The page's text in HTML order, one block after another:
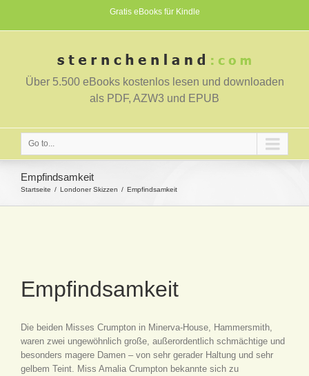
Gratis eBooks für Kindle
Über 5.500 eBooks kostenlos lesen und downloaden
als PDF, AZW3 und EPUB
Go to...
Empfindsamkeit
Startseite Londoner Skizzen Empfindsamkeit
Empfindsamkeit
Die beiden Misses Crumpton in Minerva-House, Hammersmith,
waren zwei ungewöhnlich große, außerordentlich schmächtige und
besonders magere Damen – von sehr gerader Haltung und sehr
gelbem Teint. Miss Amalia Crumpton bekannte sich zu